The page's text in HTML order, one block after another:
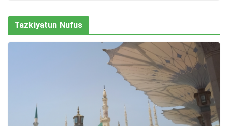
Tazkiyatun Nufus